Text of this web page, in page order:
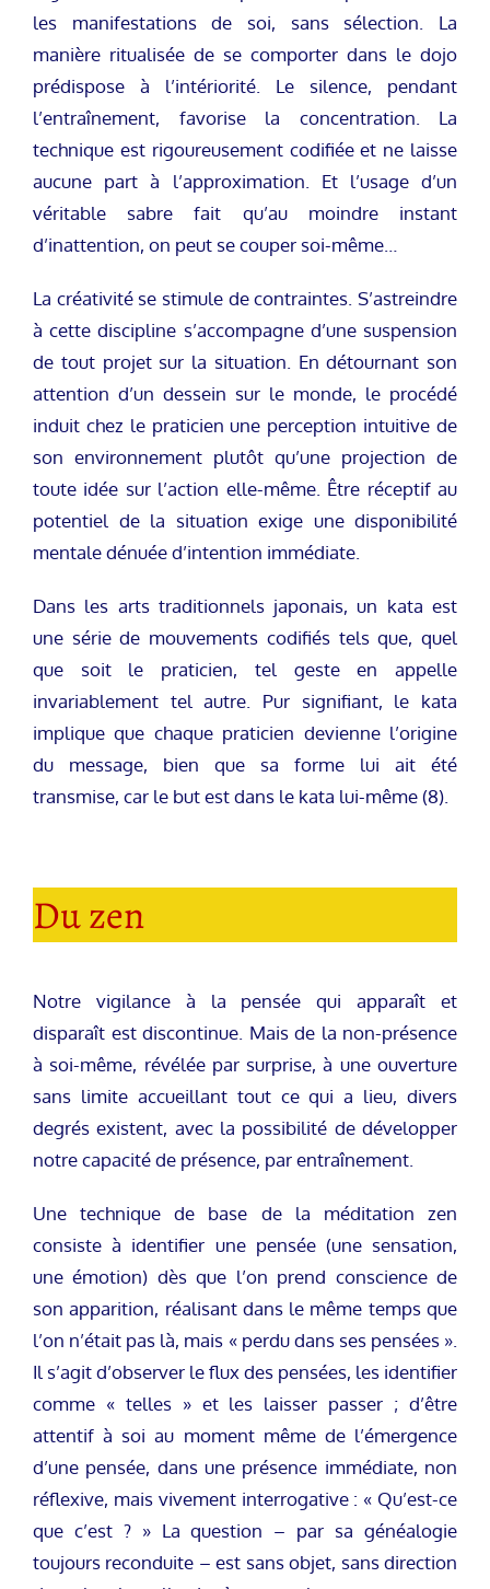
les manifestations de soi, sans sélection. La
manière ritualisée de se comporter dans le dojo
prédispose à l’intériorité. Le silence, pendant
l’entraînement, favorise la concentration. La
technique est rigoureusement codifiée et ne laisse
aucune part à l’approximation. Et l’usage d’un
véritable sabre fait qu’au moindre instant
d’inattention, on peut se couper soi-même…
La créativité se stimule de contraintes. S’astreindre
à cette discipline s’accompagne d’une suspension
de tout projet sur la situation. En détournant son
attention d’un dessein sur le monde, le procédé
induit chez le praticien une perception intuitive de
son environnement plutôt qu’une projection de
toute idée sur l’action elle-même. Être réceptif au
potentiel de la situation exige une disponibilité
mentale dénuée d’intention immédiate.
Dans les arts traditionnels japonais, un kata est
une série de mouvements codifiés tels que, quel
que soit le praticien, tel geste en appelle
invariablement tel autre. Pur signifiant, le kata
implique que chaque praticien devienne l’origine
du message, bien que sa forme lui ait été
transmise, car le but est dans le kata lui-même (8).
Du zen
Notre vigilance à la pensée qui apparaît et
disparaît est discontinue. Mais de la non-présence
à soi-même, révélée par surprise, à une ouverture
sans limite accueillant tout ce qui a lieu, divers
degrés existent, avec la possibilité de développer
notre capacité de présence, par entraînement.
Une technique de base de la méditation zen
consiste à identifier une pensée (une sensation,
une émotion) dès que l’on prend conscience de
son apparition, réalisant dans le même temps que
l’on n’était pas là, mais « perdu dans ses pensées ».
Il s’agit d’observer le flux des pensées, les identifier
comme « telles » et les laisser passer ; d’être
attentif à soi au moment même de l’émergence
d’une pensée, dans une présence immédiate, non
réflexive, mais vivement interrogative : « Qu’est-ce
que c’est ? » La question – par sa généalogie
toujours reconduite – est sans objet, sans direction